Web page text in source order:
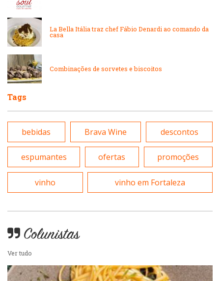
Padarias e Confeitarias
Portuguesa
Self-service
Sobremesas e sorvetes
Portuguesa
Variados
La Bella Itália traz chef Fábio Denardi ao comando da
casa
Combinações de sorvetes e biscoitos
Tags
bebidas Brava Wine descontos
espumantes ofertas promoções
vinho vinho em Fortaleza
Colunistas
Ver tudo